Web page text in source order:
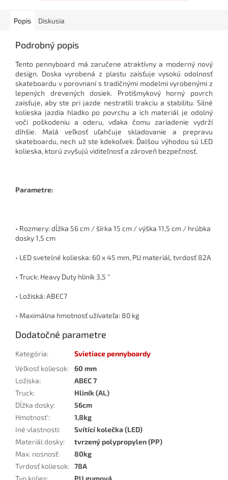
Popis Diskusia
Podrobný popis
Tento pennyboard má zaručene atraktívny a moderný nový
design. Doska vyrobená z plastu zaisťuje vysokú odolnosť
skateboardu v porovnaní s tradičnými modelmi vyrobenými z
lepených drevených dosiek. Protišmykový horný povrch
zaisťuje, aby ste pri jazde nestratili trakciu a stabilitu. Silné
kolieska jazdia hladko po povrchu a ich materiál je odolný
voči poškodeniu a oderu, vďaka čomu zariadenie vydrží
dlhšie. Malá veľkosť uľahčuje skladovanie a prepravu
skateboardu, nech už ste kdekoľvek. Ďalšou výhodou sú LED
kolieska, ktorú zvyšujú viditeľnosť a zároveň bezpečnosť.
Parametre:
• Rozmery: dĺžka 56 cm / šírka 15 cm / výška 11,5 cm / hrúbka
dosky 1,5 cm
• LED svetelné kolieska: 60 x 45 mm, PU materiál, tvrdosť 82A
• Truck: Heavy Duty hliník 3,5 "
• Ložiská: ABEC7
• Maximálna hmotnosť užívateľa: 80 kg
Dodatočné parametre
Kategória:
Svietiace pennyboardy
Veľkosť koliesok:
60 mm
Ložiska:
ABEC 7
Truck:
Hliník (AL)
Dĺžka dosky:
56cm
Hmotnost':
1,8kg
Iné vlastnosti:
Svítící kolečka (LED)
Materiál dosky:
tvrzený polypropylen (PP)
Max. nosnosť:
80kg
Tvrdosť koliesok: 78A